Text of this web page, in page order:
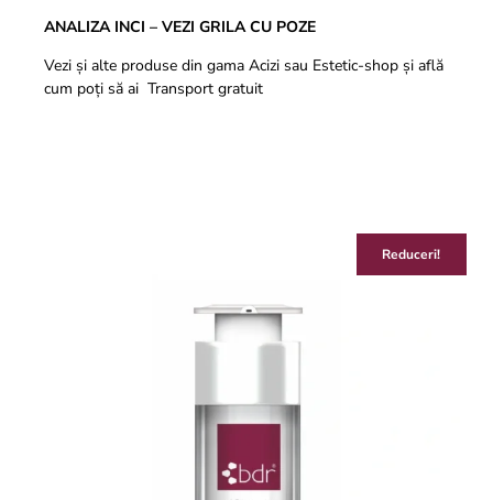
ANALIZA INCI – VEZI GRILA CU POZE
Vezi și alte produse din gama Acizi sau Estetic-shop și află
cum poți să ai Transport gratuit
Reduceri!